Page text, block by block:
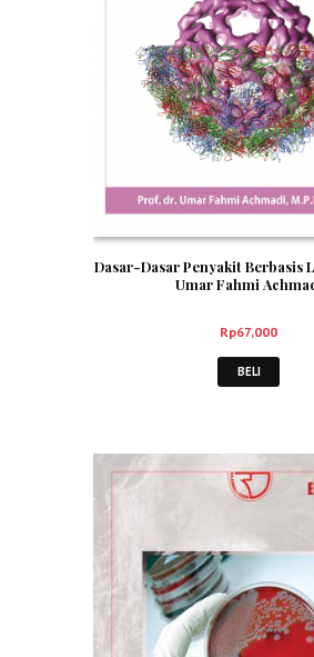
Dasar-Dasar Penyakit Berbasis
Umar Fahmi
Rp67,000
BELI